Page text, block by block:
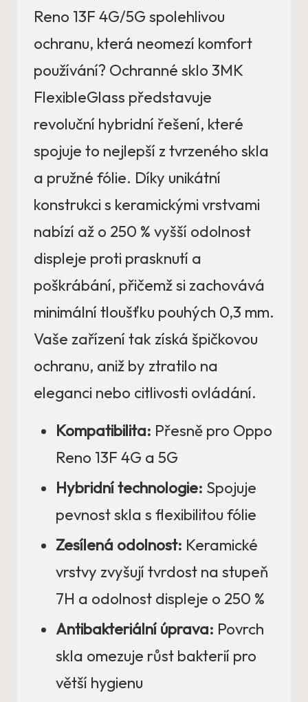
Reno 13F 4G/5G spolehlivou
ochranu, která neomezí komfort
používání? Ochranné sklo 3MK
FlexibleGlass představuje
revoluční hybridní řešení, které
spojuje to nejlepší z tvrzeného skla
a pružné fólie. Díky unikátní
konstrukci s keramickými vrstvami
nabízí až o 250 % vyšší odolnost
displeje proti prasknutí a
poškrábání, přičemž si zachovává
minimální tloušťku pouhých 0,3 mm.
Vaše zařízení tak získá špičkovou
ochranu, aniž by ztratilo na
eleganci nebo citlivosti ovládání.
Kompatibilita: Přesně pro Oppo
Reno 13F 4G a 5G
Hybridní technologie: Spojuje
pevnost skla s flexibilitou fólie
Zesílená odolnost: Keramické
vrstvy zvyšují tvrdost na stupeň
7H a odolnost displeje o 250 %
Antibakteriální úprava: Povrch
skla omezuje růst bakterií pro
větší hygienu